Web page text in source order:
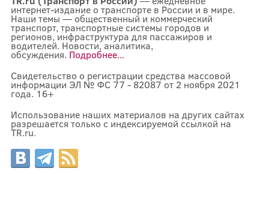
интернет-издание о транспорте в России и в мире.
Наши темы — общественный и коммерческий
транспорт, транспортные системы городов и
регионов, инфраструктура для пассажиров и
водителей. Новости, аналитика,
обсуждения. Подробнее...
Свидетельство о регистрации средства массовой
информации ЭЛ № ФС 77 - 82087 от 2 ноября 2021
года. 16+
Использование наших материалов на других сайтах
разрешается только с индексируемой ссылкой на
TR.ru.